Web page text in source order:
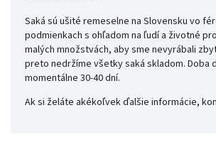
Saká sú ušité remeselne na Slovensku vo
podmienkach s ohľadom na ľudí a životné
malých množstvách, aby sme nevyrábali
preto nedržíme všetky saká skladom. Doba
momentálne 30-40 dní.
Ak si želáte akékoľvek ďalšie informácie,